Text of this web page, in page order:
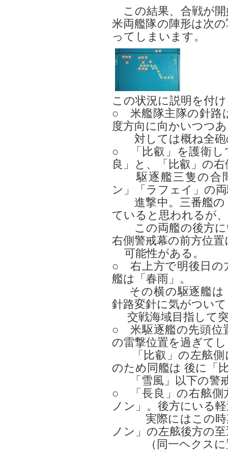
この結果、合戦が開
米両艦隊の陣形は次
ってしまいます。
この状況に説明を付
○ 米艦隊主隊の針路
度方向に向かいつつ
対しては概ね全砲
○ 「比叡」を護衛し
良」と、「比叡」の
駆逐艦三隻の合
ン」「ラフェイ」の
進撃中。三番艦の
ていると思われるが
この両艦の後方に
右側警戒幕の前方位
可能性がある。
○ 右上方で明後日の
艦は「春雨」。
その横の駆逐艦は
針路変針に気がついて
交戦海域目指して
○ 米駆逐艦の先頭位
の雷撃位置を過ぎて
「比叡」の左舷側
のため同艦は 後に「
「雪風」以下の警
○ 「長良」の右舷側
ノン」。後方にいる
実際にはこの時期
ノン」の左舷後方の
（同一ヘクスに置